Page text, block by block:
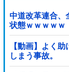
中道改革連合、
状態ｗｗｗｗｗ
【動画】よく
しまう事故。